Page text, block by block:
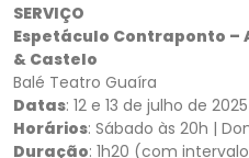
SERVIÇO
Espetáculo Contraponto –
& Castelo
Balé Teatro Guaíra
Datas: 12 e 13 de julho de 2025
Horários: Sábado às 20h |
Duração: 1h20 (com